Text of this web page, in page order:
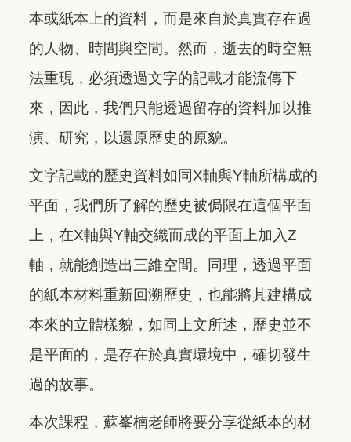
本或紙本上的資料，而是來自於真實存在過
的人物、時間與空間。然而，逝去的時空無
法重現，必須透過文字的記載才能流傳下
來，因此，我們只能透過留存的資料加以推
演、研究，以還原歷史的原貌。
文字記載的歷史資料如同X軸與Y軸所構成的
平面，我們所了解的歷史被侷限在這個平面
上，在X軸與Y軸交織而成的平面上加入Z
軸，就能創造出三維空間。同理，透過平面
的紙本材料重新回溯歷史，也能將其建構成
本來的立體樣貌，如同上文所述，歷史並不
是平面的，是存在於真實環境中，確切發生
過的故事。
本次課程，蘇峯楠老師將要分享從紙本的材